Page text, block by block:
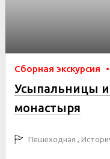
Сборная экскурсия •
Усыпальницы
монастыря
Пешеходная ,